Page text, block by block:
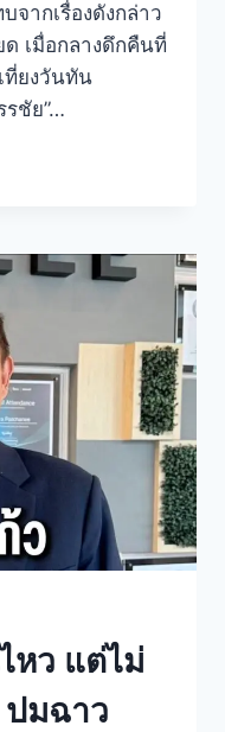
จากเรื่องดังกล่าว
ด เมื่อกลางดึกคืนที่
ที่ยงวันทัน
ชัย”…
หว แต่ไม่
ปมฉาว